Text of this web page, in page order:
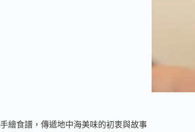
手繪食譜，傳遞地中海美味的初衷與故事